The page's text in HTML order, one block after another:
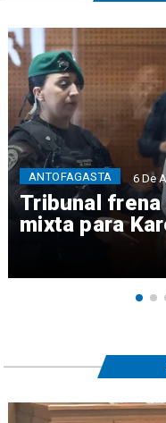
Tribunal
mixta para
ANTOFAGASTA 6 De